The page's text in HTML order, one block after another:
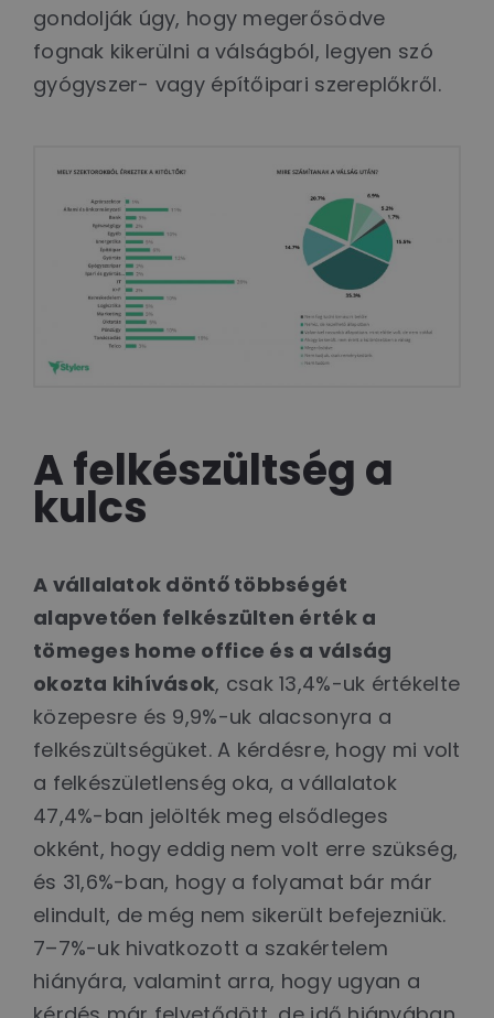
gondolják úgy, hogy megerősödve
fognak kikerülni a válságból, legyen szó
gyógyszer- vagy építőipari szereplőkről.
A felkészültség a
kulcs
A vállalatok döntő többségét
alapvetően felkészülten érték a
tömeges home office és a válság
okozta kihívások, csak 13,4%-uk értékelte
közepesre és 9,9%-uk alacsonyra a
felkészültségüket. A kérdésre, hogy mi volt
a felkészületlenség oka, a vállalatok
47,4%-ban jelölték meg elsődleges
okként, hogy eddig nem volt erre szükség,
és 31,6%-ban, hogy a folyamat bár már
elindult, de még nem sikerült befejezniük.
7–7%-uk hivatkozott a szakértelem
hiányára, valamint arra, hogy ugyan a